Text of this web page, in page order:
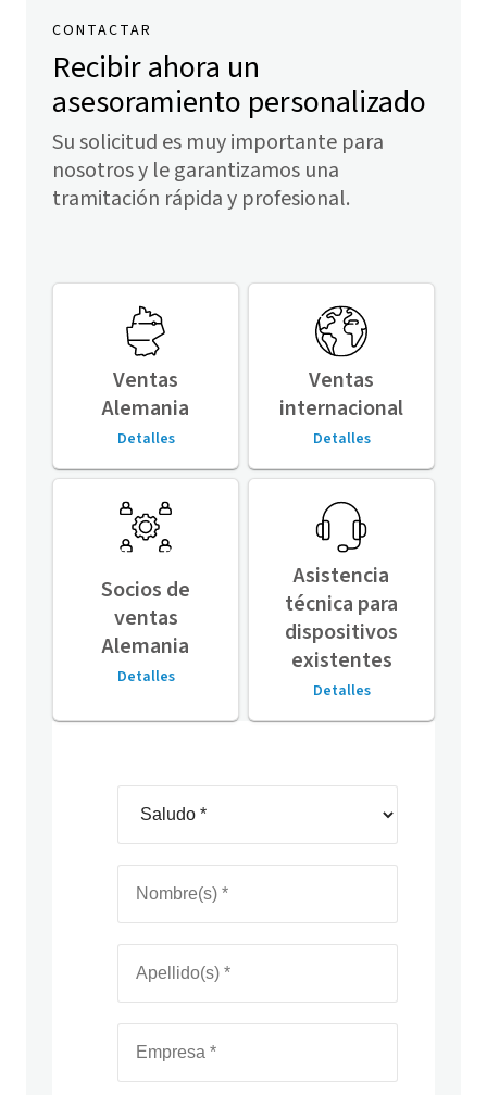
CONTACTAR
Recibir ahora un
asesoramiento personalizado
Su solicitud es muy importante para
nosotros y le garantizamos una
tramitación rápida y profesional.
Ventas
Alemania
Detalles
Ventas
internacional
Detalles
Socios de
ventas
Alemania
Detalles
Asistencia
técnica para
dispositivos
existentes
Detalles